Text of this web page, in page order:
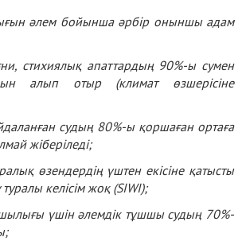
әлем бойынша әрбір оныншы адам
стихиялық апаттардың 90%-ы сумен
алып отыр (климат өзшерісіне
судың 80%-ы қоршаған ортаға
жіберіледі;
өзендердің үштен екісіне қатысты
туралы келісім жоқ (SIWI);
үшін әлемдік тұшшы судың 70%-